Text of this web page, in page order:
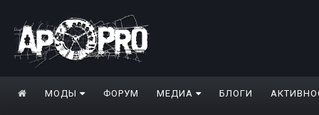
МОДЫ ФОРУМ МЕДИА БЛОГИ